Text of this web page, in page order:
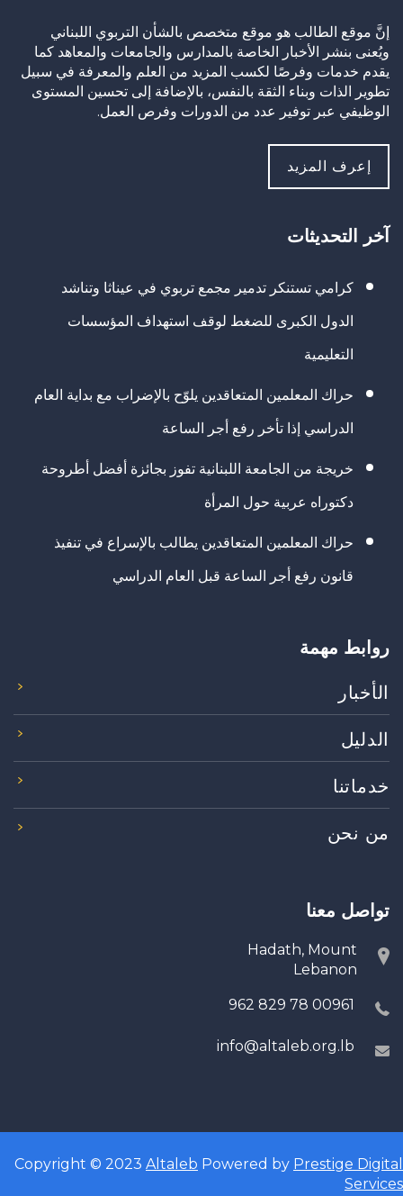
إنَّ موقع الطالب هو موقع متخصص بالشأن التربوي اللبناني
ويُعنى بنشر الأخبار الخاصة بالمدارس والجامعات والمعاهد كما
يقدم خدمات وفرصًا لكسب المزيد من العلم والمعرفة في سبيل
تطوير الذات وبناء الثقة بالنفس، بالإضافة إلى تحسين المستوى
الوظيفي عبر توفير عدد من الدورات وفرص العمل.
إعرف المزيد
آخر التحديثات
كرامي تستنكر تدمير مجمع تربوي في عيناثا وتناشد
الدول الكبرى للضغط لوقف استهداف المؤسسات
التعليمية
حراك المعلمين المتعاقدين يلوّح بالإضراب مع بداية العام
الدراسي إذا تأخر رفع أجر الساعة
خريجة من الجامعة اللبنانية تفوز بجائزة أفضل أطروحة
دكتوراه عربية حول المرأة
حراك المعلمين المتعاقدين يطالب بالإسراع في تنفيذ
قانون رفع أجر الساعة قبل العام الدراسي
روابط مهمة
الأخبار
الدليل
خدماتنا
من نحن
تواصل معنا
Hadath, Mount
Lebanon
00961 78 829 962
info@altaleb.org.lb
Copyright © 2023 Altaleb Powered by Prestige Digital
Services